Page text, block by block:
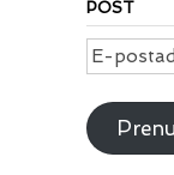
POST
E-